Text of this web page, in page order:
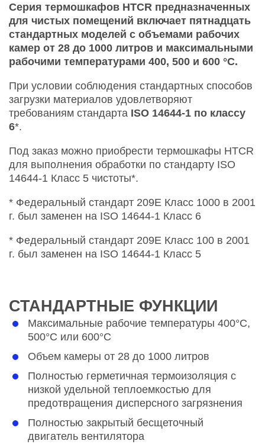
Серия термошкафов HTCR предназначенных
для чистых помещений включает пятнадцать
стандартных моделей с объемами рабочих
камер от 28 до 1000 литров и максимальными
рабочими температурами 400, 500 и 600 °C.
При условии соблюдения стандартных способов
загрузки материалов удовлетворяют
требованиям стандарта ISO 14644-1 по классу
6*.
Под заказ можно приобрести термошкафы HTCR
для выполнения обработки по стандарту ISO
14644-1 Класс 5 чистоты*.
* Федеральный стандарт 209E Класс 1000 в 2001
г. был заменен на ISO 14644-1 Класс 6
* Федеральный стандарт 209E Класс 100 в 2001
г. был заменен на ISO 14644-1 Класс 5
СТАНДАРТНЫЕ ФУНКЦИИ
Максимальные рабочие температуры 400°C,
500°C или 600°C
Объем камеры от 28 до 1000 литров
Полностью герметичная термоизоляция с
низкой удельной теплоемкостью для
предотвращения дисперсного загрязнения
Полностью закрытый бесщеточный
двигатель вентилятора